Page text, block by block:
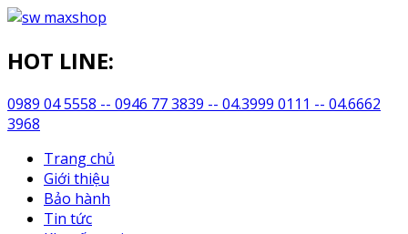
HOT LINE:
0989 04 5558 -- 0946 77 3839 -- 04.3999 0111 -- 04.6662
3968
Trang chủ
Giới thiệu
Bảo hành
Tin tức